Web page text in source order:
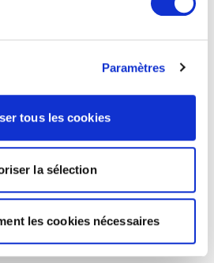
Paramètres
tous les cookies
la sélection
les cookies nécessaires